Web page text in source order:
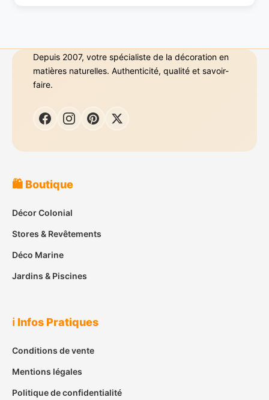
Depuis 2007, votre spécialiste de la décoration en
matières naturelles. Authenticité, qualité et savoir-
faire.
🛍️ Boutique
Décor Colonial
Stores & Revêtements
Déco Marine
Jardins & Piscines
ℹ️ Infos Pratiques
Conditions de vente
Mentions légales
Politique de confidentialité